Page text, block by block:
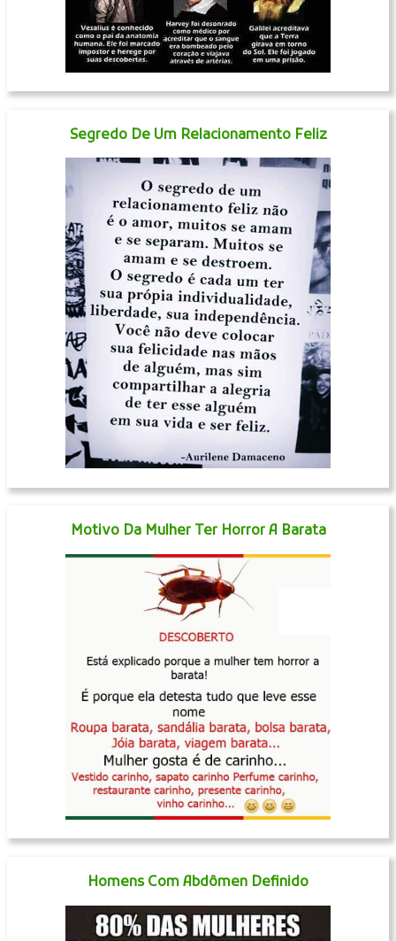
Segredo De Um Relacionamento Feliz
Motivo Da Mulher Ter Horror A Barata
Homens Com Abdômen Definido